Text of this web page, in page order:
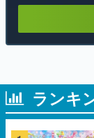
ランキ